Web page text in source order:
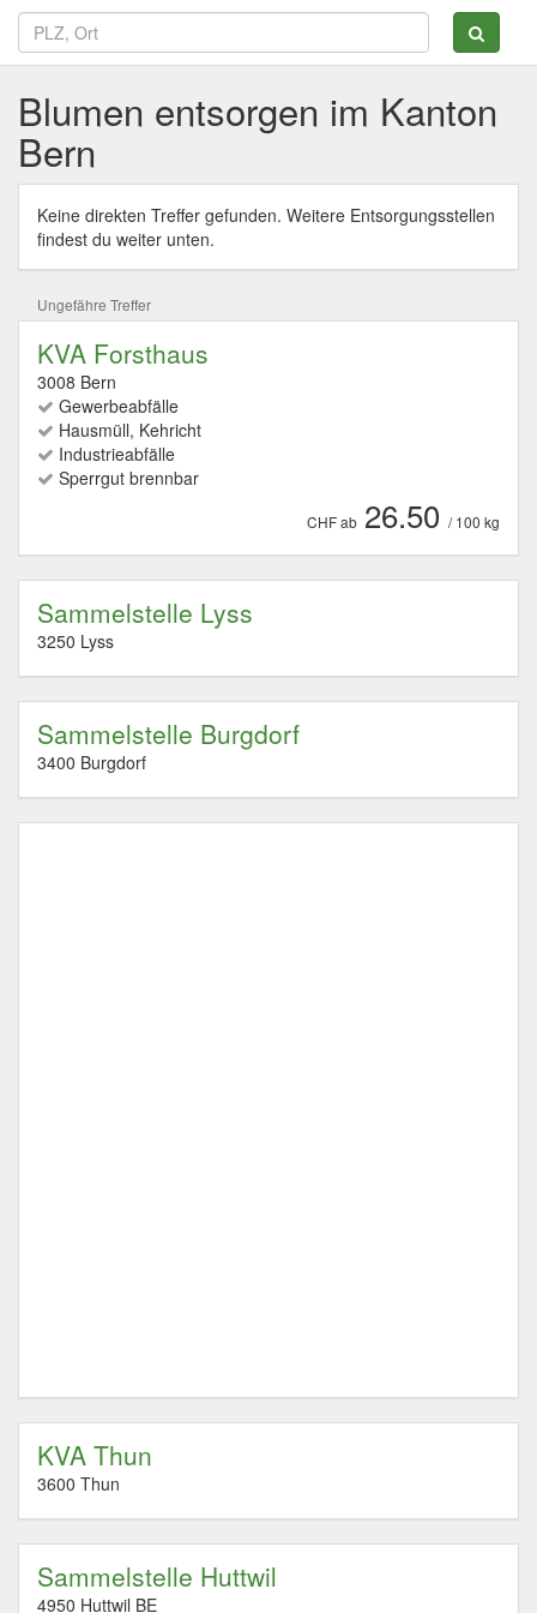
Blumen entsorgen im Kanton
Bern
Keine direkten Treffer gefunden. Weitere Entsorgungsstellen
findest du weiter unten.
Ungefähre Treffer
KVA Forsthaus
3008 Bern
Gewerbeabfälle
Hausmüll, Kehricht
Industrieabfälle
Sperrgut brennbar
CHF ab 26.50 / 100 kg
Sammelstelle Lyss
3250 Lyss
Sammelstelle Burgdorf
3400 Burgdorf
KVA Thun
3600 Thun
Sammelstelle Huttwil
4950 Huttwil BE